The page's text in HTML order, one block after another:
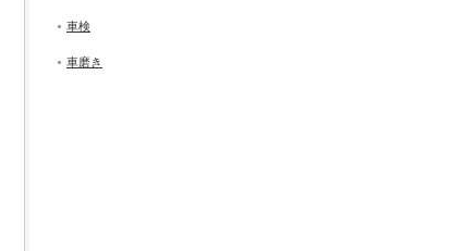
車検
車磨き